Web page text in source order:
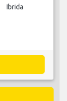
Ibrida